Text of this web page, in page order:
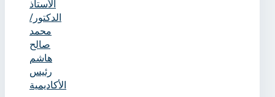
الأستاذ
الدكتور/
محمد
صالح
هاشم
رئيس
الأكاديمية